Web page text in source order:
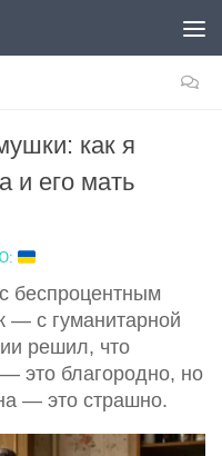
как я
и его мать
беспроцентным
— с гуманитарной
решил, что
это благородно, но
— это страшно.